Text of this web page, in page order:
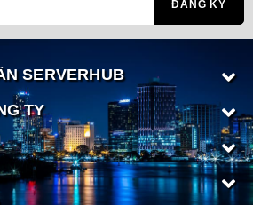
SERVERHUB
TY